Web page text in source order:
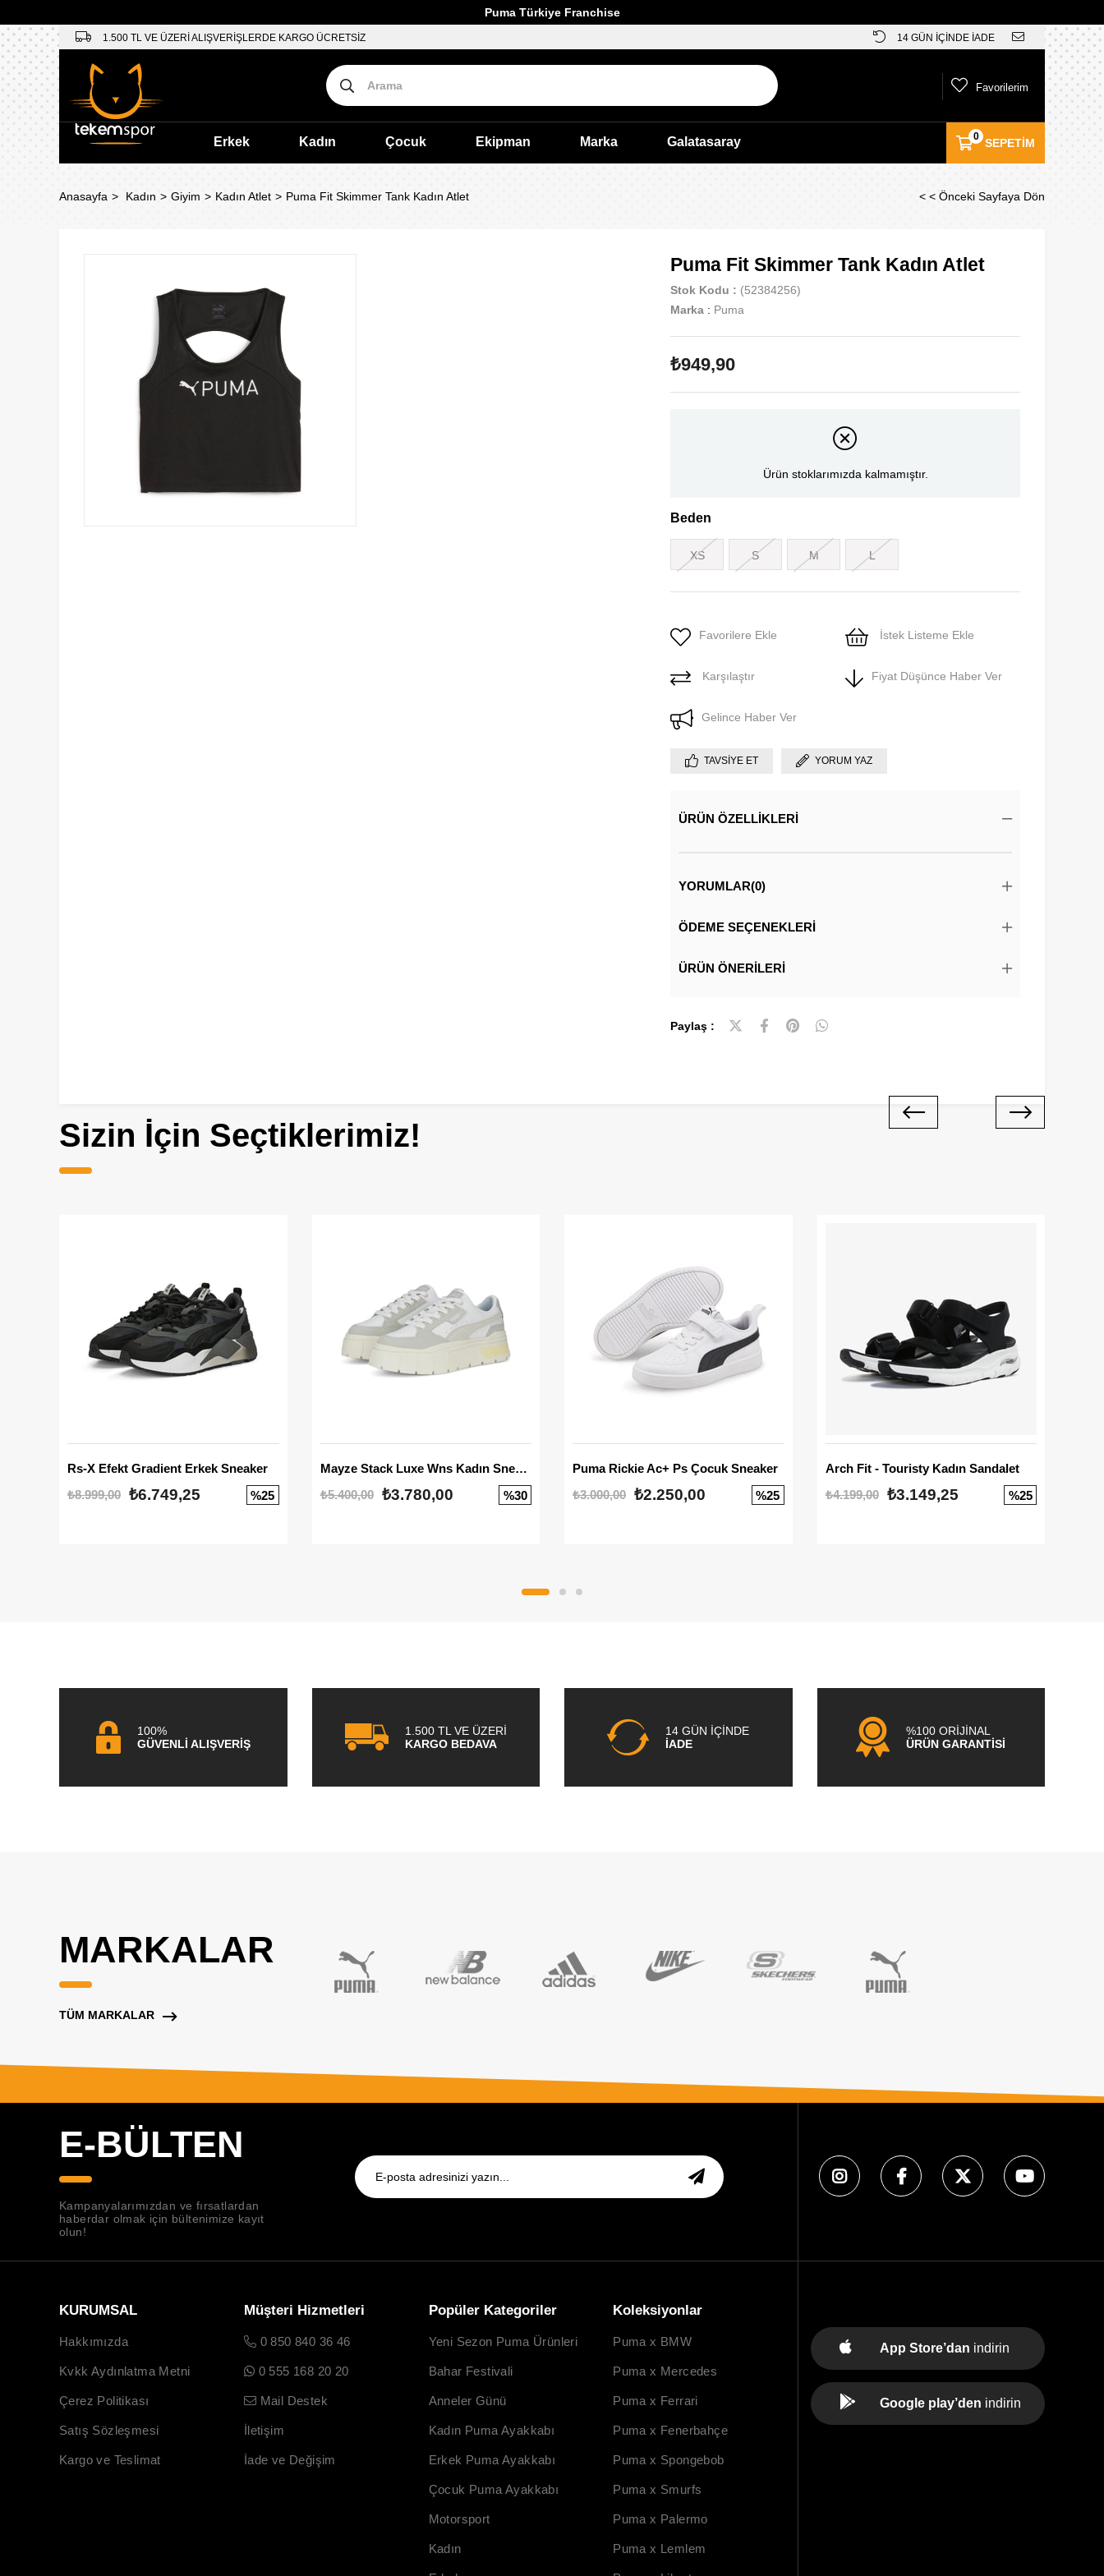
Puma Türkiye Franchise
1.500 TL VE ÜZERİ ALIŞVERİŞLERDE KARGO ÜCRETSİZ 14 GÜN İÇİNDE İADE
SEPETIM
0
Favorilerim
Erkek Kadın Çocuk Ekipman Marka Galatasaray
Anasayfa Kadın Giyim Kadın Atlet Puma Fit Skimmer Tank Kadın Atlet < < Önceki Sayfaya Dön
Puma Fit Skimmer Tank Kadın Atlet
Stok Kodu
(52384256)
Marka : Puma
₺949,90
Ürün stoklarımızda kalmamıştır.
Beden
XS S M L
Favorilere Ekle İstek Listeme Ekle
Karşılaştır Fiyat Düşünce Haber Ver
Gelince Haber Ver
TAVSIYE ET YORUM YAZ
ÜRÜN ÖZELLIKLERI
YORUMLAR(0)
ÖDEME SEÇENEKLERI
ÜRÜN ÖNERILERI
Paylaş :
Sizin İçin Seçtiklerimiz!
Rs-X Efekt Gradient Erkek Sneaker
₺8.999,00 ₺6.749,25 %25
Mayze Stack Luxe Wns Kadın Sneaker
₺5.400,00
₺3.780,00 %30
Puma Rickie Ac+ Ps Çocuk Sneaker
₺3.000,00 ₺2.250,00 %25
Arch Fit - Touristy Kadın Sandalet
₺4.199,00
₺3.149,25 %25
100%
GÜVENLİ ALIŞVERİŞ
1.500 TL VE ÜZERİ
KARGO BEDAVA
14 GÜN İÇİNDE
İADE
%100 ORİJİNAL
ÜRÜN GARANTİSİ
MARKALAR
TÜM MARKALAR
E-BÜLTEN
Kampanyalarımızdan ve fırsatlardan
haberdar olmak için bültenimize kayıt
olun!
KURUMSAL
Hakkımızda
Kvkk Aydınlatma Metni
Çerez Politikası
Satış Sözleşmesi
Kargo ve Teslimat
Müşteri Hizmetleri
0 850 840 36 46
0 555 168 20 20
Mail Destek
İletişim
İade ve Değişim
Popüler Kategoriler
Yeni Sezon Puma Ürünleri
Bahar Festivali
Anneler Günü
Kadın Puma Ayakkabı
Erkek Puma Ayakkabı
Çocuk Puma Ayakkabı
Motorsport
Kadın
Koleksiyonlar
Puma x BMW
Puma x Mercedes
Puma x Ferrari
Puma x Fenerbahçe
Puma x Spongebob
Puma x Smurfs
Puma x Palermo
Puma x Lemlem
App Store’dan indirin
Google play’den indirin